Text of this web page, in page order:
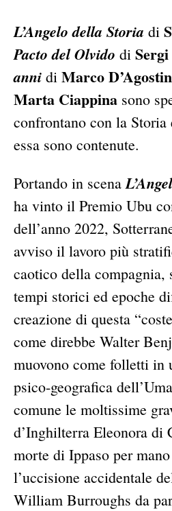
L’Angelo della Storia di
Pacto del Olvido di
anni di Marco D’Agostin
Marta Ciappina sono
confrontano con la
essa sono contenute.
Portando in scena
ha vinto il Premio Ubu
dell’anno 2022,
avviso il lavoro più
caotico della compagnia,
tempi storici ed epoche
creazione di questa
come direbbe Walter
muovono come folletti in
psico-geografica
comune le moltissime
d’Inghilterra Eleonora di
morte di Ippaso per
l’uccisione accidentale
William Burroughs da